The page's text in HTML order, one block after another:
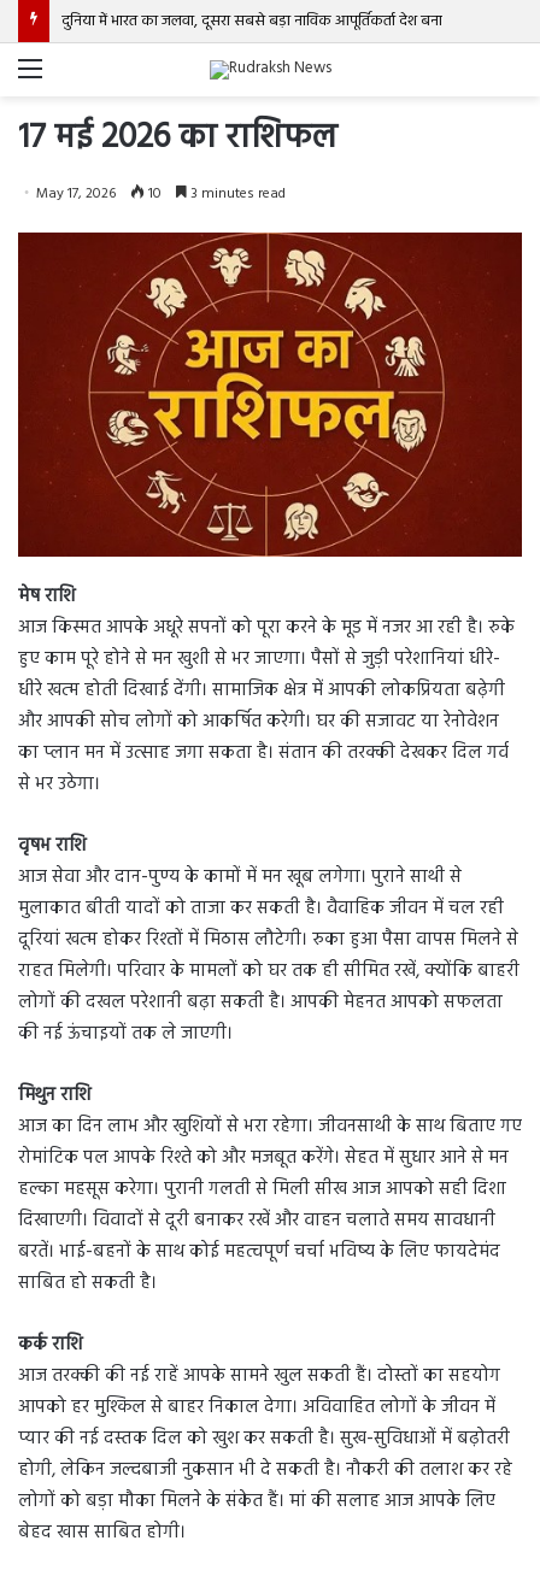
दुनिया में भारत का जलवा, दूसरा सबसे बड़ा नाविक आपूर्तिकर्ता देश बना
Menu
17 मई 2026 का राशिफल
May 17, 2026 10 3 minutes read
मेष राशि
आज किस्मत आपके अधूरे सपनों को पूरा करने के मूड में नजर आ रही है। रुके
हुए काम पूरे होने से मन खुशी से भर जाएगा। पैसों से जुड़ी परेशानियां धीरे-
धीरे खत्म होती दिखाई देंगी। सामाजिक क्षेत्र में आपकी लोकप्रियता बढ़ेगी
और आपकी सोच लोगों को आकर्षित करेगी। घर की सजावट या रेनोवेशन
का प्लान मन में उत्साह जगा सकता है। संतान की तरक्की देखकर दिल गर्व
से भर उठेगा।
वृषभ राशि
आज सेवा और दान-पुण्य के कामों में मन खूब लगेगा। पुराने साथी से
मुलाकात बीती यादों को ताजा कर सकती है। वैवाहिक जीवन में चल रही
दूरियां खत्म होकर रिश्तों में मिठास लौटेगी। रुका हुआ पैसा वापस मिलने से
राहत मिलेगी। परिवार के मामलों को घर तक ही सीमित रखें, क्योंकि बाहरी
लोगों की दखल परेशानी बढ़ा सकती है। आपकी मेहनत आपको सफलता
की नई ऊंचाइयों तक ले जाएगी।
मिथुन राशि
आज का दिन लाभ और खुशियों से भरा रहेगा। जीवनसाथी के साथ बिताए गए
रोमांटिक पल आपके रिश्ते को और मजबूत करेंगे। सेहत में सुधार आने से मन
हल्का महसूस करेगा। पुरानी गलती से मिली सीख आज आपको सही दिशा
दिखाएगी। विवादों से दूरी बनाकर रखें और वाहन चलाते समय सावधानी
बरतें। भाई-बहनों के साथ कोई महत्वपूर्ण चर्चा भविष्य के लिए फायदेमंद
साबित हो सकती है।
कर्क राशि
आज तरक्की की नई राहें आपके सामने खुल सकती हैं। दोस्तों का सहयोग
आपको हर मुश्किल से बाहर निकाल देगा। अविवाहित लोगों के जीवन में
प्यार की नई दस्तक दिल को खुश कर सकती है। सुख-सुविधाओं में बढ़ोतरी
होगी, लेकिन जल्दबाजी नुकसान भी दे सकती है। नौकरी की तलाश कर रहे
लोगों को बड़ा मौका मिलने के संकेत हैं। मां की सलाह आज आपके लिए
बेहद खास साबित होगी।